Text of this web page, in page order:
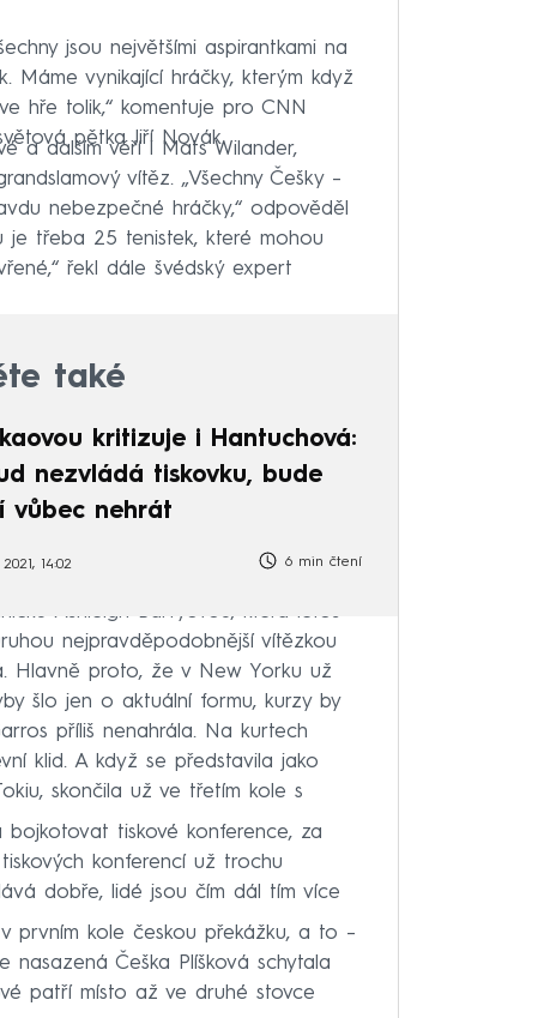
jsou největšími aspirantkami na
Máme vynikající hráčky, kterým když
hře tolik,“ komentuje pro CNN
pětka Jiří Novák.
a dalším věří i Mats Wilander,
vítěz. „Všechny Češky –
nebezpečné hráčky,“ odpověděl
je třeba 25 tenistek, které mohou
řekl dále švédský expert
také
kritizuje i Hantuchová:
nezvládá tiskovku, bude
vůbec nehrát
14:02 6 min čtení
Ashleigh Bartyovou, která letos
nejpravděpodobnější vítězkou
Hlavně proto, že v New Yorku už
šlo jen o aktuální formu, kurzy by
příliš nenahrála. Na kurtech
klid. A když se představila jako
skončila už ve třetím kole s
bojkotovat tiskové konference, za
konferencí už trochu
dobře, lidé jsou čím dál tím více
prvním kole českou překážku, a to –
nasazená Češka Plíšková schytala
patří místo až ve druhé stovce